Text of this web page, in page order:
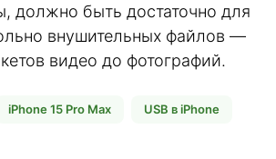
должно быть достаточно для
внушительных файлов —
видео до фотографий.
iPhone 15 Pro Max USB в iPhone